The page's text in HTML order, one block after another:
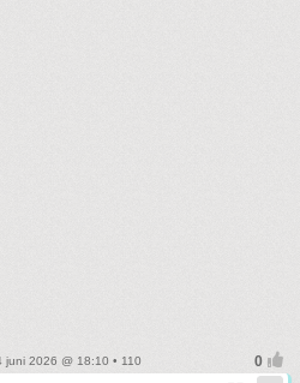
juni 2026 @ 18:10 • 110